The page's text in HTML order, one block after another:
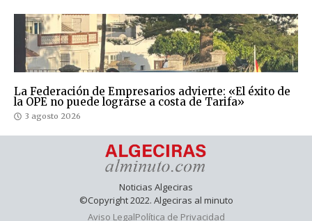
La Federación de Empresarios advierte: «El éxito de
la OPE no puede lograrse a costa de Tarifa»
3 agosto 2026
Noticias Algeciras
©Copyright 2022. Algeciras al minuto
Aviso LegalPolítica de Privacidad